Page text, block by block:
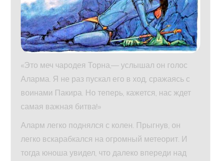
«Это меч чародея Торна,— услышал он голос
Аларма. Я не раз пускал его в ход, сражаясь с
воинами Пакира. Но теперь, кажется, нас ждет
самая важная битва!»
Аларм легко поднялся с колен. Прыгнув, он
легко вскарабкался на огромный метеорит. И
тогда юноша увидел, что далеко впереди над